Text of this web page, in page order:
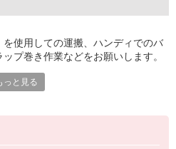
に。
までお問合せください。
業界大手スタッフサービスグルー
人ひとりのスキルや希望条件に応
心してご就業いただけます。
電話】【登録会来場】の3つから
使用しての運搬、ハンディでのバ
プ巻き作業などをお願いします。
務可能。高時給1380円。40代の方
っと見る